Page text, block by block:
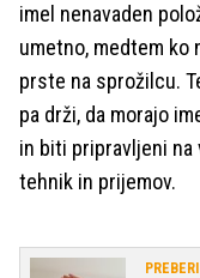
imel nenavaden
umetno, medtem ko
prste na sprožilcu.
pa drži, da morajo
in biti pripravljeni na
tehnik in prijemov.